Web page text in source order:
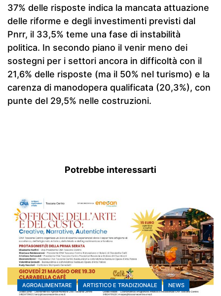
37% delle risposte indica la mancata attuazione
delle riforme e degli investimenti previsti dal
Pnrr, il 33,5% teme una fase di instabilità
politica. In secondo piano il venir meno dei
sostegni per i settori ancora in difficoltà con il
21,6% delle risposte (ma il 50% nel turismo) e la
carenza di manodopera qualificata (20,3%), con
punte del 29,5% nelle costruzioni.
Potrebbe interessarti
AGROALIMENTARE ARTISTICO E TRADIZIONALE NEWS